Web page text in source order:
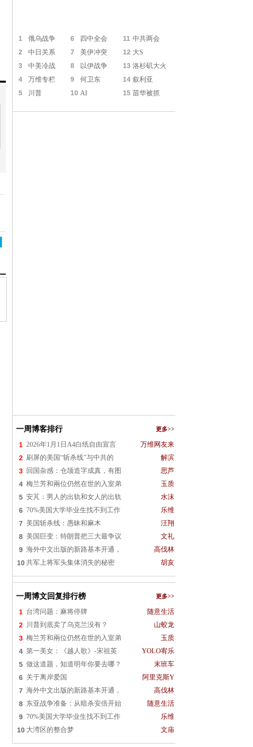
1 俄乌战争 6 四中全会 11 中共两会
2 中日关系 7 美伊冲突 12 大S
3 中美冷战 8 以伊战争 13 洛杉矶大火
4 万维专栏 9 何卫东 14 叙利亚
5 川普 10 AI 15 苗华被抓
一周博客排行 更多>>
1 2026年1月1日A4白纸自由宣言 万维网友来
2 刷屏的美国“斩杀线”与中共的 解滨
3 回国杂感：仓颉造字成真，有图 思芦
4 梅兰芳和兩位仍然在世的入室弟 玉质
5 安芃：男人的出轨和女人的出轨 水沫
6 70%美国大学毕业生找不到工作 乐维
7 美国斩杀线：愚昧和麻木 汪翔
8 美国巨变：特朗普把三大最争议 文礼
9 海外中文出版的新路基本开通， 高伐林
10 共军上将军头集体消失的秘密 胡亥
一周博文回复排行榜 更多>>
1 台湾问题：麻将停牌 随意生活
2 川普到底卖了乌克兰没有？ 山蛟龙
3 梅兰芳和兩位仍然在世的入室弟 玉质
4 第一美女：《越人歌》-宋祖英 YOLO宥乐
5 做这道题，知道明年你要去哪？ 末班车
6 关于离岸爱国 阿里克斯Y
7 海外中文出版的新路基本开通， 高伐林
8 东亚战争准备：从暗杀安倍开始 随意生活
9 70%美国大学毕业生找不到工作 乐维
10 大湾区的整合梦 文庙